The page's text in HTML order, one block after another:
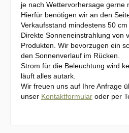
je nach Wettervorhersage gerne
Hierfür benötigen wir an den
Verkaufsstand mindestens 50 cm
Direkte Sonneneinstrahlung von
Produkten. Wir bevorzugen ein
den Sonnenverlauf im Rücken.
Strom für die Beleuchtung wird
läuft alles autark.
Wir freuen uns auf Ihre Anfrage
unser Kontaktformular oder per